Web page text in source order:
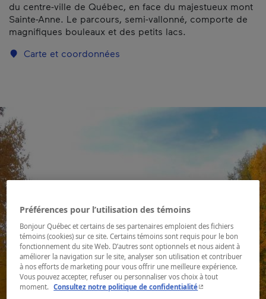
du centre-ville de Québec, en face du majestueux mont
Sainte-Anne. Le parcours, semi-vallonné, comporte de
magnifiques bouleaux et des petits lacs.
Carte et coordonnées
Préférences pour l’utilisation des témoins
Bonjour Québec et certains de ses partenaires emploient des fichiers
témoins (cookies) sur ce site. Certains témoins sont requis pour le bon
fonctionnement du site Web. D’autres sont optionnels et nous aident à
améliorer la navigation sur le site, analyser son utilisation et contribuer
à nos efforts de marketing pour vous offrir une meilleure expérience.
Vous pouvez accepter, refuser ou personnaliser vos choix à tout
moment. Consultez notre politique de confidentialité- Cet hyperlien